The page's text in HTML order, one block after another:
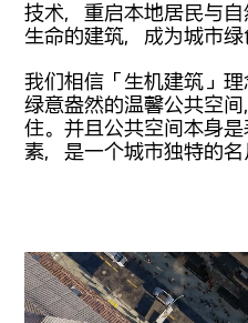
技术，重启本地居民与
生命的建筑，成为城市绿
我们相信「生机建筑」
绿意盎然的温馨公共空
住。并且公共空间本身
素，是一个城市独特的名